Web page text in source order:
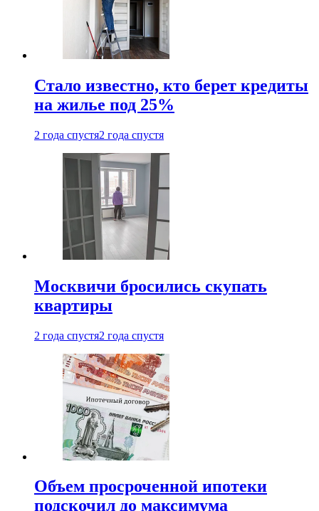
Стало известно, кто берет кредиты
на жилье под 25%
2 года спустя2 года спустя
Москвичи бросились скупать
квартиры
2 года спустя2 года спустя
Объем просроченной ипотеки
подскочил до максимума